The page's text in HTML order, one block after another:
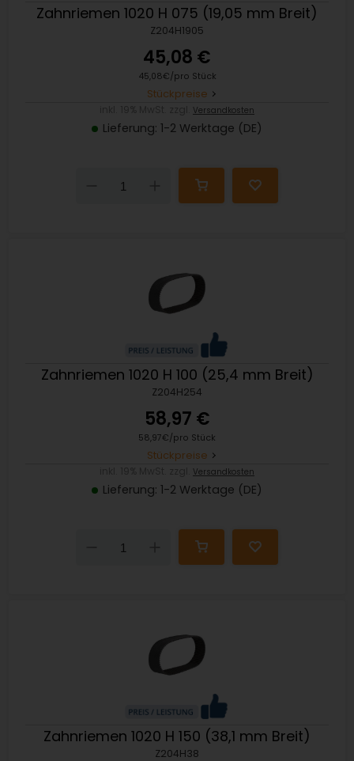
Zahnriemen 1020 H 075 (19,05 mm Breit)
Z204H1905
45,08 €
45,08€/pro Stück
Stückpreise
Versandkosten
Lieferung: 1-2 Werktage (DE)
Down
Zahnriemen 1020 H 100 (25,4 mm Breit)
Z204H254
58,97 €
58,97€/pro Stück
Stückpreise
Versandkosten
Lieferung: 1-2 Werktage (DE)
Down
Zahnriemen 1020 H 150 (38,1 mm Breit)
Z204H38